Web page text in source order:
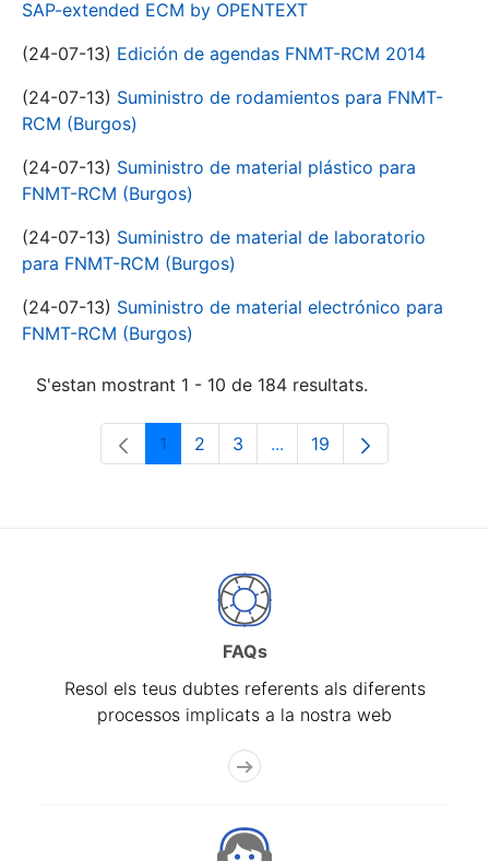
SAP-extended ECM by OPENTEXT
(24-07-13) Edición de agendas FNMT-RCM 2014
(24-07-13) Suministro de rodamientos para FNMT-
RCM (Burgos)
(24-07-13) Suministro de material plástico para
FNMT-RCM (Burgos)
(24-07-13) Suministro de material de laboratorio
para FNMT-RCM (Burgos)
(24-07-13) Suministro de material electrónico para
FNMT-RCM (Burgos)
S'estan mostrant 1 - 10 de 184 resultats.
Pàgina
1 Pàgina
2 Pàgina
3 ...Pàgines intermèdies
Pàgina
19
FAQs
Resol els teus dubtes referents als diferents
processos implicats a la nostra web